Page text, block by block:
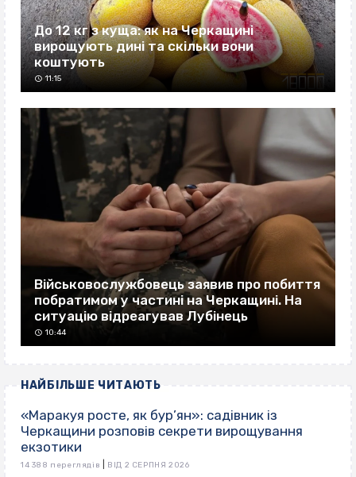
До 12 кг з куща: як на Черкащині
вирощують дині та скільки вони
коштують
11:15
Військовослужбовець заявив про побиття
побратимом у частині на Черкащині. На
ситуацію відреагував Лубінець
10:44
НАЙБІЛЬШЕ ЧИТАЮТЬ
«Маракуя росте, як бур’ян»: садівник із
Черкащини розповів секрети вирощування
екзотики
14 388 переглядів ВІД 2 СЕРПНЯ 2026